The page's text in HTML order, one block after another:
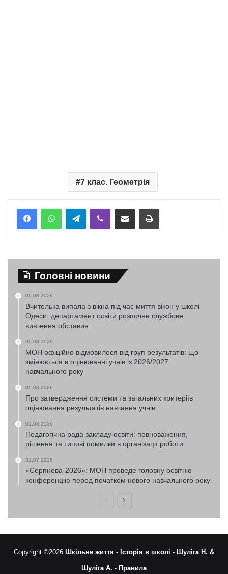
7 клас. Геометрія
TelegramViber Надіслати електронною поштоюНадрукувати
Головні новини
05.08.2026
Вчителька випала з вікна під час миття вікон у школі
Одеси: департамент освіти розпочне службове
вивчення обставин
05.08.2026
МОН офіційно відмовилося від груп результатів: що
змінюється в оцінюванні учнів із 2026/2027
навчального року
05.08.2026
Про затвердження системи та загальних критеріїв
оцінювання результатів навчання учнів
01.08.2026
Педагогічна рада закладу освіти: повноваження,
рішення та типові помилки в організації роботи
31.07.2026
«Серпнева-2026»: МОН проведе головну освітню
конференцію перед початком нового навчального року
ПопередняНаступна
Copyright ©2026 Шкільне життя - Історія в школі - Шуліга Н. &
Шуліга А. - Правила